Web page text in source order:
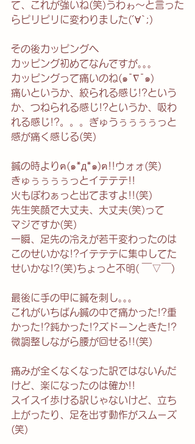
て、これが強いね(笑)うわゎ～と言った
らピリピリに変わりました(´∀`;)
その後カッピングへ
カッピング初めてなんですが｡｡｡
カッピングって痛いのね(๑¯∇¯๑)
痛いというか、絞られる感じ!?という
か、つねられる感じ!?というか、吸わ
れる感じ!?。。。ぎゅうぅぅぅぅっと
感が痛く感じる(笑)
鍼の時よりฅ(๑*д*๑)ฅ!!ウォォ(笑)
きゅぅぅぅぅっとイテテテ!!
火もぼわぁっと出てますよ!!(笑)
先生笑顔で大丈夫、大丈夫(笑)って
マジですか(笑)
一瞬、足先の冷えが若干変わったのは
このせいかな!?イテテテに集中してた
せいかな!?(笑)ちょっと不明( ￣▽￣)
最後に手の甲に鍼を刺し｡｡｡
これがいちばん鍼の中で痛かった!?重
かった!?鈍かった!?ズドーンときた!?
微調整しながら腰が回せる!!(笑)
痛みが全くなくなった訳ではないんだ
けど、楽になったのは確か!!
スイスイ歩ける訳じゃないけど、立ち
上がったり、足を出す動作がスムーズ
(笑)